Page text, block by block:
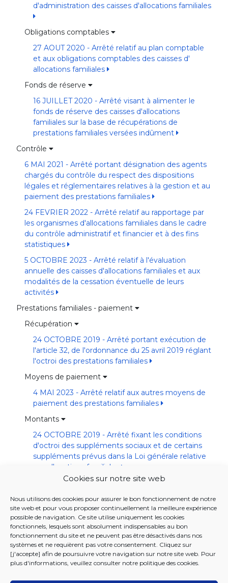
Cookies sur notre site web
Nous utilisons des cookies pour assurer le bon fonctionnement de notre
site web et pour vous proposer continuellement la meilleure expérience
possible de navigation. Ce site utilise uniquement les cookies
fonctionnels, lesquels sont absolument indispensables au bon
fonctionnement du site et ne peuvent pas être désactivés dans nos
systèmes et ne requièrent pas votre consentement. Cliquez sur
[j'accepte] afin de poursuivre votre navigation sur notre site web. Pour
plus d'informations, veuillez consulter notre politique des cookies.
d'administration des caisses d'allocations familiales
Obligations comptables
27 AOUT 2020 - Arrêté relatif au plan comptable
et aux obligations comptables des caisses d'
allocations familiales
Fonds de réserve
16 JUILLET 2020 - Arrêté visant à alimenter le
fonds de réserve des caisses d'allocations
familiales sur la base de récupérations de
prestations familiales versées indûment
Contrôle
6 MAI 2021 - Arrêté portant désignation des agents
chargés du contrôle du respect des dispositions
légales et réglementaires relatives à la gestion et au
paiement des prestations familiales
24 FEVRIER 2022 - Arrêté relatif au rapportage par
les organismes d'allocations familiales dans le cadre
du contrôle administratif et financier et à des fins
statistiques
5 OCTOBRE 2023 - Arrêté relatif à l'évaluation
annuelle des caisses d'allocations familiales et aux
modalités de la cessation éventuelle de leurs
activités
Prestations familiales - paiement
Récupération
24 OCTOBRE 2019 - Arrêté portant exécution de
l'article 32, de l'ordonnance du 25 avril 2019 réglant
l'octroi des prestations familiales
Moyens de paiement
4 MAI 2023 - Arrêté relatif aux autres moyens de
paiement des prestations familiales
Montants
24 OCTOBRE 2019 - Arrêté fixant les conditions
d'octroi des suppléments sociaux et de certains
suppléments prévus dans la Loi générale relative
aux allocations familiales
3 SEPTEMBRE 2020 - Arrêté relatif à l'adaptation
l'ordonnance du 25 avril 2019 réglant l'octroi des
prestations familiales à l'évolution du bien être
Règle anti-cumul
4 JUILLET 2019 - Arrêté portant exécution de l'article
27, alinéa 3, de l'ordonnance du 25 avril 2019 réglant
l'octroi des prestations familiales